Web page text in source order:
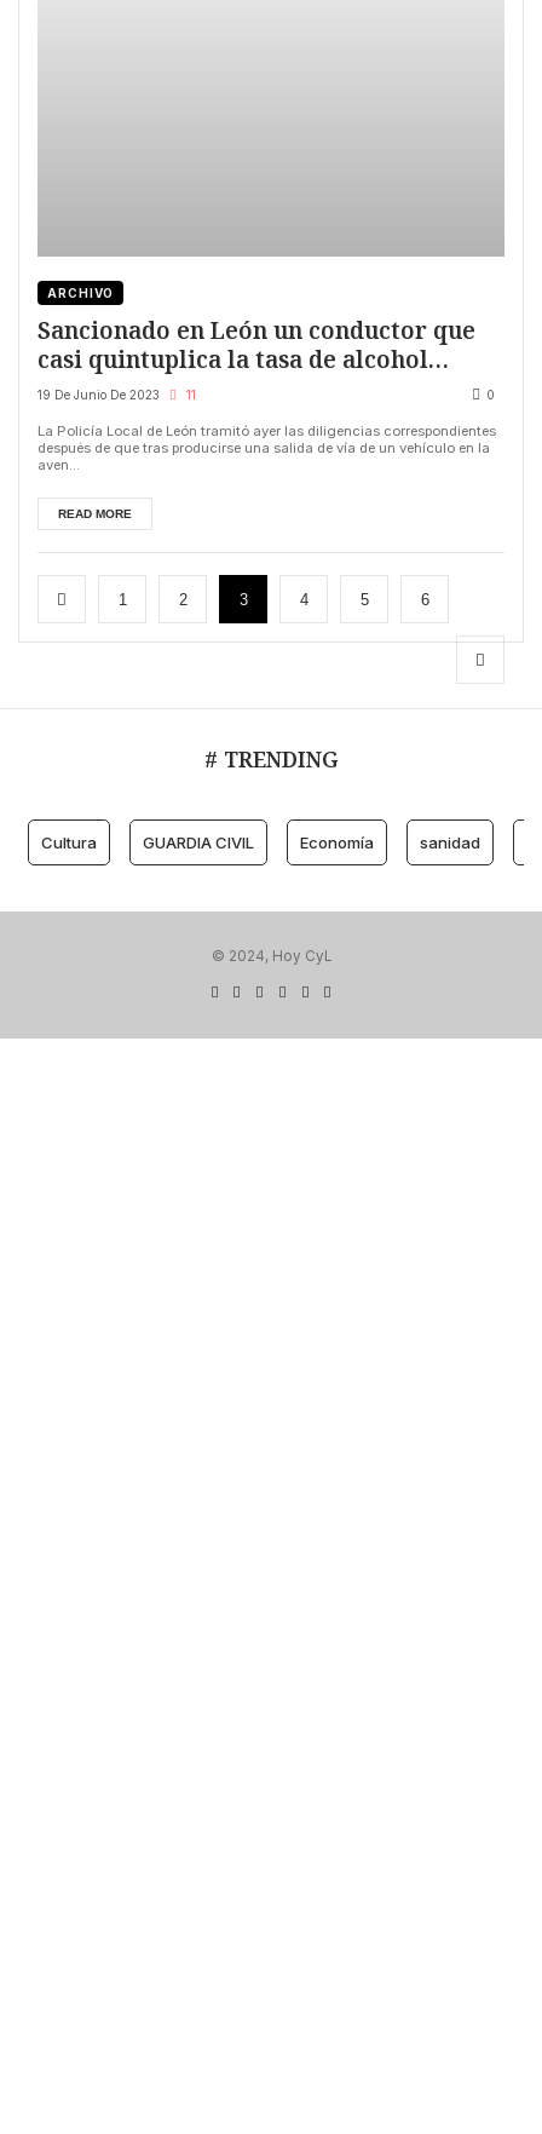
ARCHIVO
Sancionado en León un conductor que
casi quintuplica la tasa de alcohol
permitida
19 De Junio De 2023 11 0
La Policía Local de León tramitó ayer las diligencias correspondientes
después de que tras producirse una salida de vía de un vehículo en la
aven...
READ MORE
1 2 3 4 5 6
# TRENDING
Cultura GUARDIA CIVIL Economía sanidad
© 2024, Hoy CyL